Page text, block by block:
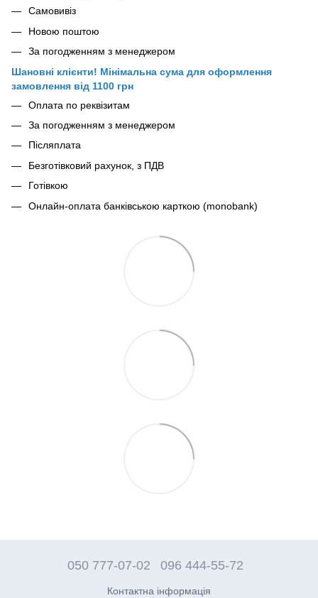
Самовивіз
Новою поштою
За погодженням з менеджером
Шановні клієнти! Мінімальна сума для оформлення
замовлення від 1100 грн
Оплата по реквізитам
За погодженням з менеджером
Післяплата
Безготівковий рахунок, з ПДВ
Готівкою
Онлайн-оплата банківською карткою (monobank)
050 777-07-02 096 444-55-72
Контактна інформація